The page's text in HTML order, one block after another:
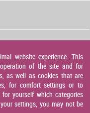
website experience. This
of the site and for
as well as cookies that are
for comfort settings or to
yourself which categories
settings, you may not be